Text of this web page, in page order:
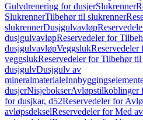
Gulvdrenering for dusjerSlukrenner
SlukrennerTilbehør til slukrenner
slukrennerDusjgulvavløp
dusjgulvavløpReservedeler for
dusjgulvavløpVeggslukReservedeler
veggslukReservedeler for Tilbehør
dusjgulvDusjgulv av
mineralmateriale
dusjerNisjebokserAvløpstilkoblinger
for dusjkar, d52Reservedeler for
avløpsdekselReservedeler for Med